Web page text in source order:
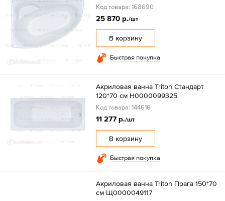
Код товара: 168690
25 870 р./шт
В корзину
Быстрая покупка
Акриловая ванна Triton Стандарт
120*70 см Н0000099325
Код товара: 144616
11 277 р./шт
В корзину
Быстрая покупка
Акриловая ванна Triton Прага 150*70
см Щ0000049117